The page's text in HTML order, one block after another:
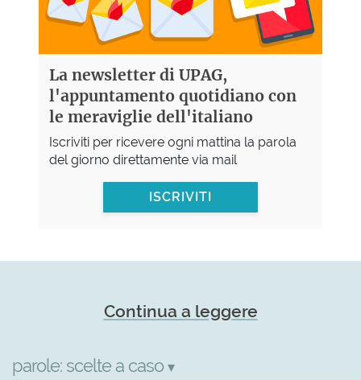
La newsletter di UPAG,
l'appuntamento quotidiano con
le meraviglie dell'italiano
Iscriviti per ricevere ogni mattina la parola
del giorno direttamente via mail
ISCRIVITI
Continua a leggere
parole: scelte a caso ▾